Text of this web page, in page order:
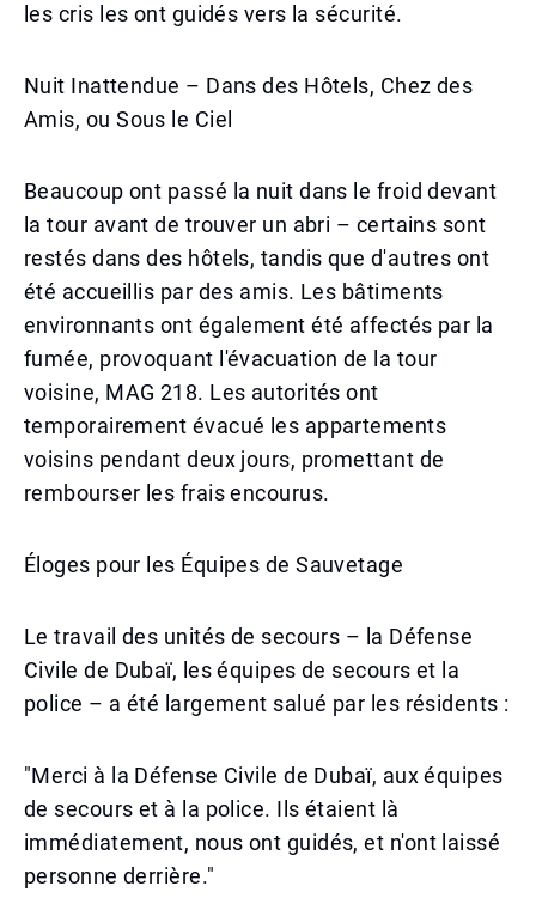
les cris les ont guidés vers la sécurité.
Nuit Inattendue – Dans des Hôtels, Chez des
Amis, ou Sous le Ciel
Beaucoup ont passé la nuit dans le froid devant
la tour avant de trouver un abri – certains sont
restés dans des hôtels, tandis que d'autres ont
été accueillis par des amis. Les bâtiments
environnants ont également été affectés par la
fumée, provoquant l'évacuation de la tour
voisine, MAG 218. Les autorités ont
temporairement évacué les appartements
voisins pendant deux jours, promettant de
rembourser les frais encourus.
Éloges pour les Équipes de Sauvetage
Le travail des unités de secours – la Défense
Civile de Dubaï, les équipes de secours et la
police – a été largement salué par les résidents :
"Merci à la Défense Civile de Dubaï, aux équipes
de secours et à la police. Ils étaient là
immédiatement, nous ont guidés, et n'ont laissé
personne derrière."